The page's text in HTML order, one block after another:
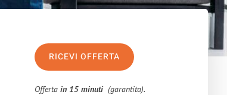
RICEVI OFFERTA
Offertain 15 minuti (garantita).